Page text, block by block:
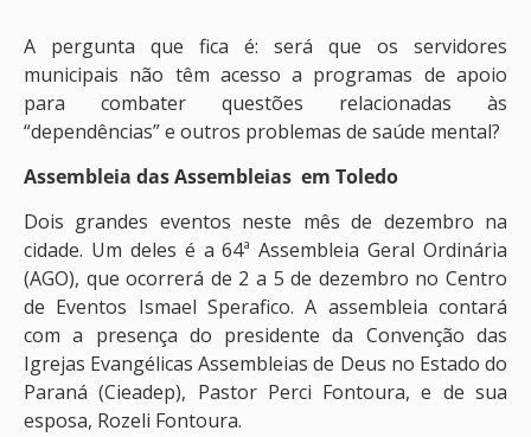
A pergunta que fica é: será que os servidores
municipais não têm acesso a programas de apoio
para combater questões relacionadas às
“dependências” e outros problemas de saúde mental?
Assembleia das Assembleias em Toledo
Dois grandes eventos neste mês de dezembro na
cidade. Um deles é a 64ª Assembleia Geral Ordinária
(AGO), que ocorrerá de 2 a 5 de dezembro no Centro
de Eventos Ismael Sperafico. A assembleia contará
com a presença do presidente da Convenção das
Igrejas Evangélicas Assembleias de Deus no Estado do
Paraná (Cieadep), Pastor Perci Fontoura, e de sua
esposa, Rozeli Fontoura.